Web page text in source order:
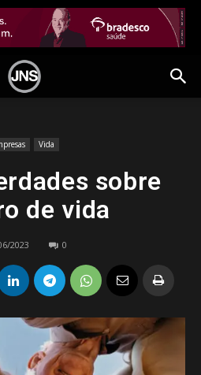
Vida
sobre
de vida
2023 0